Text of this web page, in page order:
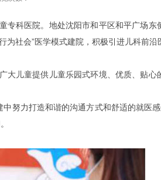
科医院。地处沈阳市和平区和平广场东
社会”医学模式建院，积极引进儿科前沿
儿童提供儿童乐园式环境、优质、贴心
努力打造和谐的沟通方式和舒适的就医